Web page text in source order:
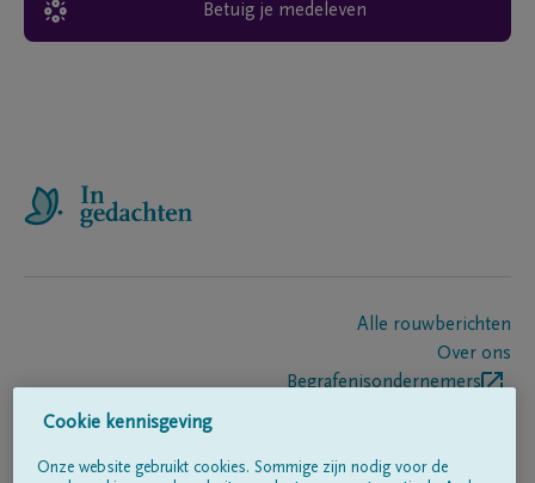
Betuig je medeleven
Alle rouwberichten
Over ons
Begrafenisondernemers
Cookie kennisgeving
Onze website gebruikt cookies. Sommige zijn nodig voor de